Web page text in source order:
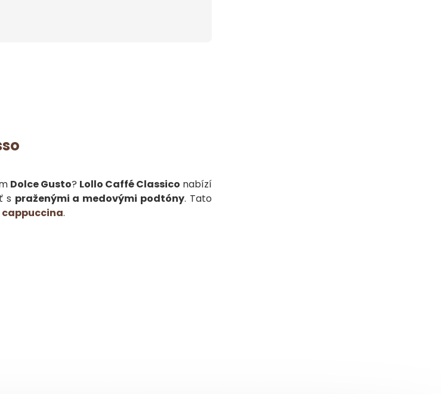
Dolce Gusto? Lollo Caffé Classico nabízí
s praženými a medovými podtóny. Tato
cappuccina.